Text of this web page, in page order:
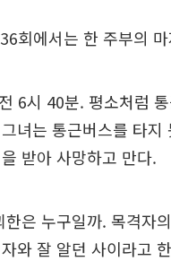
회에서는 한 주부의
6시 40분. 평소처럼
녀는 통근버스를 타
받아 사망하고 만다.
은 누구일까. 목격자
와 잘 알던 사이라고